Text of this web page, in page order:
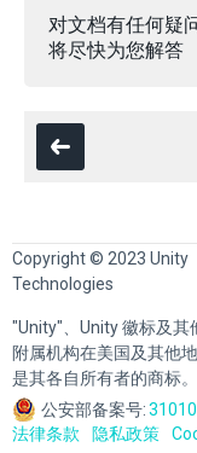
对文档有任何疑
将尽快为您解答
Copyright © 2023 Unity
Technologies
"Unity"、Unity 徽标及其
附属机构在美国及其他
是其各自所有者的商标。
公安部备案号:
法律条款
隐私政策